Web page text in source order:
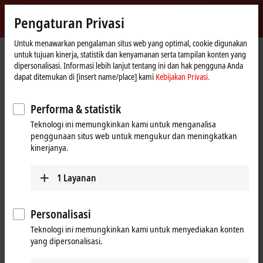
Beckhoff
-
New
Automation
Technology
BerandaPerusahaan Berita Customer statement: BorgWarner Inc.
Saat Anda mengklik "Terima", kami menampilkan video dan
menyesuaikan pengaturan privasi; konten eksternal dari Video
dimuat selama proses ini. Silakan lihat di sini untuk Kebijakan
Apr 24, 2024
Customer statement: BorgWarner
Pengaturan Privasi
Untuk menawarkan pengalaman situs web yang optimal, cookie digunakan
untuk tujuan kinerja, statistik dan kenyamanan serta tampilan konten yang
dipersonalisasi. Informasi lebih lanjut tentang ini dan hak pengguna Anda
dapat ditemukan di [insert name/place] kami Kebijakan Privasi.
Performa & statistik
Teknologi ini memungkinkan kami untuk menganalisa
penggunaan situs web untuk mengukur dan meningkatkan
kinerjanya.
1 Layanan
Personalisasi
Teknologi ini memungkinkan kami untuk menyediakan konten
yang dipersonalisasi.